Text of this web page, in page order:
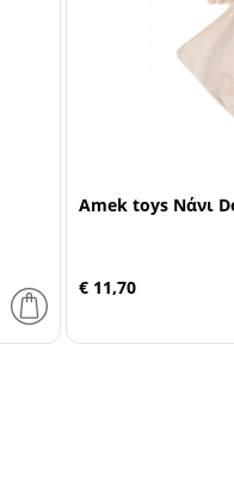
Amek toys Νάνι
€ 11,70